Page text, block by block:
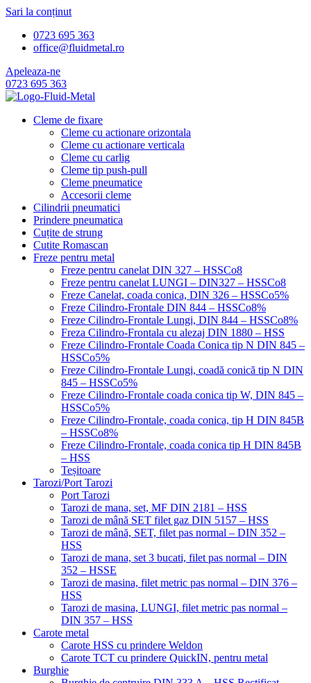
Sari la conținut
0723 695 363
office@fluidmetal.ro
Apeleaza-ne
0723 695 363
Cleme de fixare
Cleme cu actionare orizontala
Cleme cu actionare verticala
Cleme cu carlig
Cleme tip push-pull
Cleme pneumatice
Accesorii cleme
Cilindrii pneumatici
Prindere pneumatica
Cuțite de strung
Cutite Romascan
Freze pentru metal
Freze pentru canelat DIN 327 – HSSCo8
Freze pentru canelat LUNGI – DIN327 – HSSCo8
Freze Canelat, coada conica, DIN 326 – HSSCo5%
Freze Cilindro-Frontale DIN 844 – HSSCo8%
Freze Cilindro-Frontale Lungi, DIN 844 – HSSCo8%
Freza Cilindro-Frontala cu alezaj DIN 1880 – HSS
Freze Cilindro-Frontale Coada Conica tip N DIN 845 –
HSSCo5%
Freze Cilindro-Frontale Lungi, coadă conică tip N DIN
845 – HSSCo5%
Freze Cilindro-Frontale coada conica tip W, DIN 845 –
HSSCo5%
Freze Cilindro-Frontale, coada conica, tip H DIN 845B
– HSSCo8%
Freze Cilindro-Frontale, coada conica tip H DIN 845B
– HSS
Teșitoare
Tarozi/Port Tarozi
Port Tarozi
Tarozi de mana, set, MF DIN 2181 – HSS
Tarozi de mână SET filet gaz DIN 5157 – HSS
Tarozi de mână, SET, filet pas normal – DIN 352 –
HSS
Tarozi de mana, set 3 bucati, filet pas normal – DIN
352 – HSSE
Tarozi de masina, filet metric pas normal – DIN 376 –
HSS
Tarozi de masina, LUNGI, filet metric pas normal –
DIN 357 – HSS
Carote metal
Carote HSS cu prindere Weldon
Carote TCT cu prindere QuickIN, pentru metal
Burghie